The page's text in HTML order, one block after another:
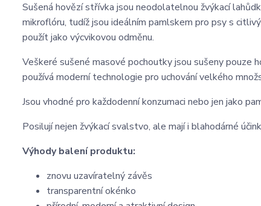
Sušená hovězí střívka jsou neodolatelnou žvýkací
mikroflóru, tudíž jsou ideálním pamlskem pro psy s
použít jako výcvikovou odměnu.
Veškeré sušené masové pochoutky jsou sušeny pouze
používá moderní technologie pro uchování velkého
Jsou vhodné pro každodenní konzumaci nebo jen jako
Posilují nejen žvýkací svalstvo, ale mají i blahodárné
Výhody balení produktu:
znovu uzavíratelný závěs
transparentní okénko